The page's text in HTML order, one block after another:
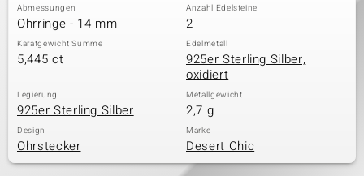
Abmessungen
Ohrringe - 14 mm
Anzahl Edelsteine
2
Karatgewicht Summe
5,445 ct
Edelmetall
925er Sterling Silber,
oxidiert
Legierung
925er Sterling Silber
Metallgewicht
2,7 g
Design
Ohrstecker
Marke
Desert Chic